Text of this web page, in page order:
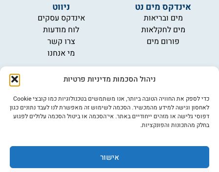
ניהול הסכמות מדיניות פרטיות
כדי לספק את החוויה הטובה ביותר, אנו משתמשים בטכנולוגיות כמו קובצי Cookie
לאחסון וגישה למידע מהמכשיר. הסכמה לשימוש זה מאפשרת לנו לעבד נתונים כגון
דפוסי גלישה או מזהים ייחודיים באתר. אי־הסכמה או ביטול הסכמה עלולים לפגוע
בחלק מהתכונות והפונקציות.
אישור
אינדקס מים נט
מים ובריאות
מים לחקלאות
פורום מים
ניווט
אינדקס עסקים
לוח מודעות
צרו קשר
מי אנחנו
מידע
תקנון
הרשמה לניוזלטר
פרסמו אצלנו
הצהרת נגישות
©כל הזכויות שמורות למים נט (נוסד בשנת 2007) אתר: דיביין